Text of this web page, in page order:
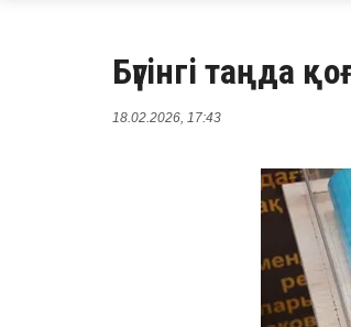
Бүгінгі таңда
18.02.2026, 17:43